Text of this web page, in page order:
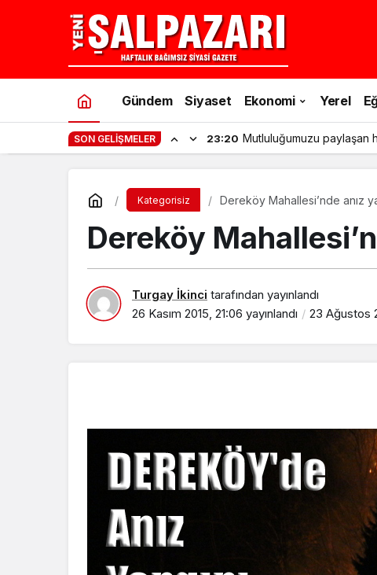
Gündem Siyaset Ekonomi Yerel
SON GELIŞMELER 23:20 Mutluluğumuzu
Kategorisiz Dereköy Mahallesi’nde anız
Dereköy
Turgay İkinci tarafından yayınlandı
26 Kasım 2015, 21:06 yayınlandı 23 Ağustos